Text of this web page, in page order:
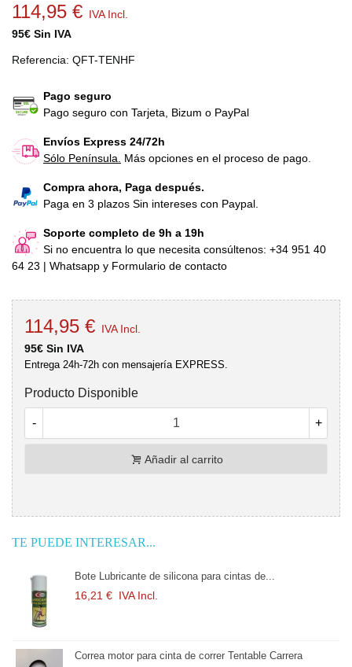
114,95 € IVA Incl.
95€ Sin IVA
Referencia: QFT-TENHF
Pago seguro
Pago seguro con Tarjeta, Bizum o PayPal
Envíos Express 24/72h
Sólo Península.
Más opciones en el proceso de pago.
Compra ahora, Paga después.
Paga en 3 plazos Sin intereses con Paypal.
Soporte completo de 9h a 19h
Si no encuentra lo que necesita consúltenos: +34 951 40
64 23 | Whatsapp y Formulario de contacto
114,95 € IVA Incl.
95€ Sin IVA
Entrega 24h-72h con mensajería EXPRESS.
Producto Disponible
- +
Añadir al carrito
TE PUEDE INTERESAR...
Tapiz para cinta de correr Tentable Carrera...
117,37 € IVA Incl.